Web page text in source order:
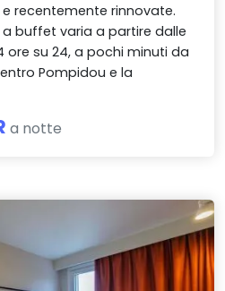
recentemente rinnovate.
buffet varia a partire dalle
ore su 24, a pochi minuti da
Pompidou e la
a notte